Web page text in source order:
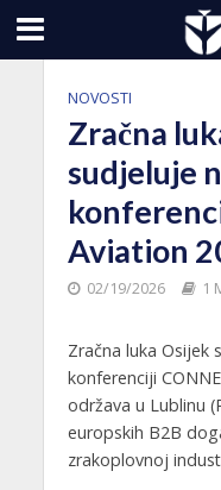
NOVOSTI
Zračna
sudjeluje
Aviation
02/19/2026 1
Zračna luka Osijek
konferenciji
održava u Lublinu
europskih B2B
zrakoplovnoj